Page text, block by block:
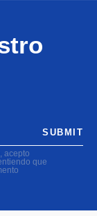
acepto
que
SUBMIT